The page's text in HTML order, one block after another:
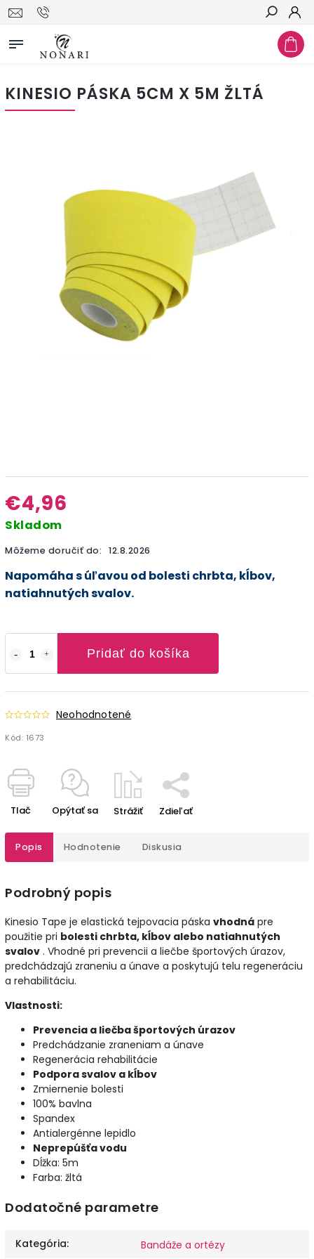
Hľadať
KINESIO PÁSKA 5CM X 5M ŽLTÁ
€4,96
Skladom
Môžeme doručiť do: 12.8.2026
Pridať do košíka
Neohodnotené
Kód: 1673
Napomáha s úľavou od bolesti chrbta, kĺbov,
natiahnutých svalov.
Tlač Opýtať sa Strážiť Zdieľať
Popis Hodnotenie Diskusia
Podrobný popis
Kinesio Tape je elastická tejpovacia páska vhodná pre
použitie pri bolesti chrbta, kĺbov alebo natiahnutých
svalov . Vhodné pri prevencii a liečbe športových úrazov,
predchádzajú zraneniu a únave a poskytujú telu regeneráciu
a rehabilitáciu.
Vlastnosti:
Prevencia a liečba športových úrazov
Predchádzanie zraneniam a únave
Regenerácia rehabilitácie
Podpora svalov a kĺbov
Zmiernenie bolesti
100% bavlna
Spandex
Antialergénne lepidlo
Neprepúšťa vodu
Dĺžka: 5m
Farba: žltá
Dodatočné parametre
Kategória: Bandáže a ortézy